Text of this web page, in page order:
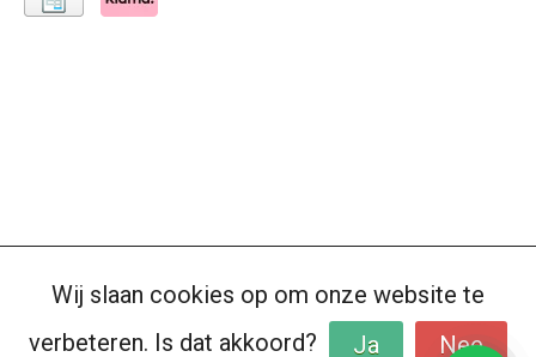
Wij slaan cookies op om onze website te
verbeteren. Is dat akkoord?
Ja Nee